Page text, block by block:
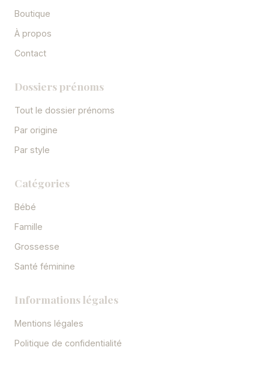
Boutique
À propos
Contact
Dossiers prénoms
Tout le dossier prénoms
Par origine
Par style
Catégories
Bébé
Famille
Grossesse
Santé féminine
Informations légales
Mentions légales
Politique de confidentialité